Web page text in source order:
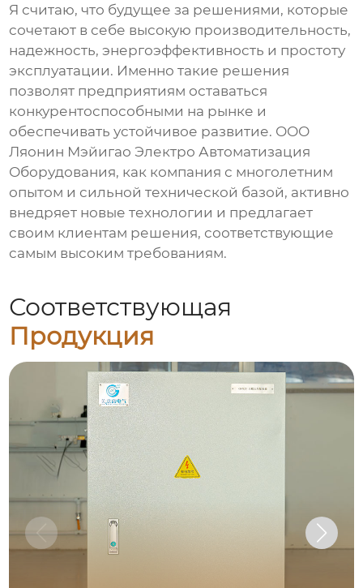
Я считаю, что будущее за решениями, которые
сочетают в себе высокую производительность,
надежность, энергоэффективность и простоту
эксплуатации. Именно такие решения
позволят предприятиям оставаться
конкурентоспособными на рынке и
обеспечивать устойчивое развитие. ООО
Ляонин Мэйигао Электро Автоматизация
Оборудования, как компания с многолетним
опытом и сильной технической базой, активно
внедряет новые технологии и предлагает
своим клиентам решения, соответствующие
самым высоким требованиям.
Соответствующая
Продукция